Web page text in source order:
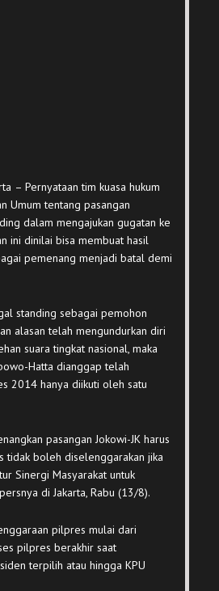
– Pernyataan tim kuasa hukum
Umum tentang pasangan
dalam mengajukan gugatan ke
ini dinilai bisa membuat hasil
pemenang menjadi batal demi
standing sebagai pemohon
alasan telah mengundurkan diri
suara tingkat nasional, maka
Hatta dianggap telah
2014 hanya diikuti oleh satu
pasangan Jokowi-JK harus
tidak boleh diselenggarakan jika
Sinergi Masyarakat untuk
di Jakarta, Rabu (13/8).
pilpres mulai dari
pilpres berakhir saat
terpilih atau hingga KPU